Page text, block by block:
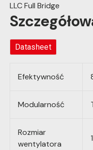
LLC Full Bridge
Datasheet
Efektywność
Modularność
Rozmiar
wentylatora